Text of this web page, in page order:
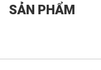
SẢN PHẨM